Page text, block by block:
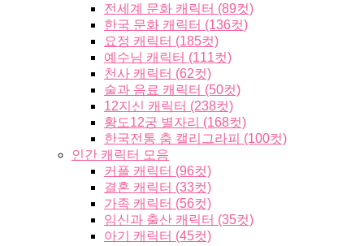
전세계 문화 캐릭터 (89컷)
한국 문화 캐릭터 (136컷)
요정 캐릭터 (185컷)
예수님 캐릭터 (111컷)
천사 캐릭터 (62컷)
술과 음료 캐릭터 (50컷)
12지신 캐릭터 (238컷)
황도12궁 별자리 (168컷)
한국전통 춤 캘리그라피 (100컷)
인간 캐릭터 모음
커플 캐릭터 (96컷)
결혼 캐릭터 (33컷)
가족 캐릭터 (56컷)
임신과 출산 캐릭터 (35컷)
아기 캐릭터 (45컷)